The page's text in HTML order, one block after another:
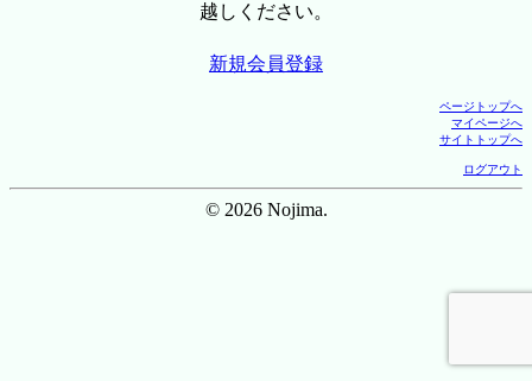
越しください。
新規会員登録
ページトップへ
マイページへ
サイトトップへ
ログアウト
© 2026 Nojima.